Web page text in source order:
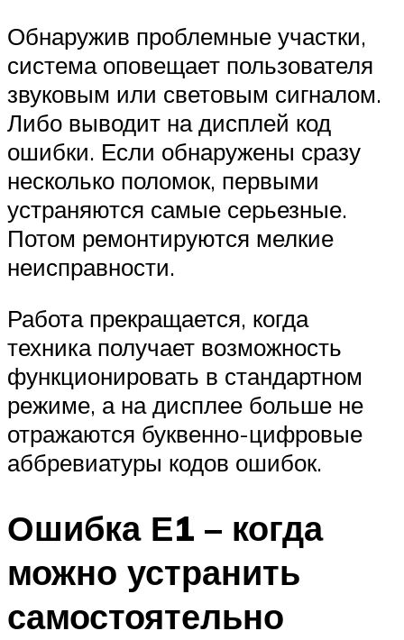
Обнаружив проблемные участки,
система оповещает пользователя
звуковым или световым сигналом.
Либо выводит на дисплей код
ошибки. Если обнаружены сразу
несколько поломок, первыми
устраняются самые серьезные.
Потом ремонтируются мелкие
неисправности.
Работа прекращается, когда
техника получает возможность
функционировать в стандартном
режиме, а на дисплее больше не
отражаются буквенно-цифровые
аббревиатуры кодов ошибок.
Ошибка Е1 – когда
можно устранить
самостоятельно